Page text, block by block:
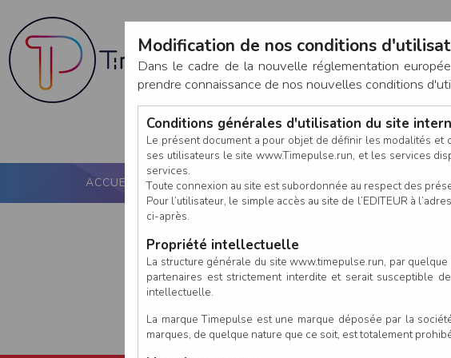
ACCUEIL PUCE ACTIVE NOS SERVICES CALENDRIER
Modification de nos conditions
Dans le cadre de la nouvelle réglementation
prendre connaissance de nos nouvelles conditions
Conditions générales d'utilisation du site
Le présent document a pour objet de définir les modalités
ses utilisateurs le site www.Timepulse.run, et les services
services.
Toute connexion au site est subordonnée au respect des
Pour l’utilisateur, le simple accès au site de l’EDITEUR à
ci-après.
Propriété intellectuelle
La structure générale du site www.timepulse.run, par
partenaires est strictement interdite et serait susceptible
intellectuelle.
La marque Timepulse est une marque déposée par la
marques, de quelque nature que ce soit, est totalement